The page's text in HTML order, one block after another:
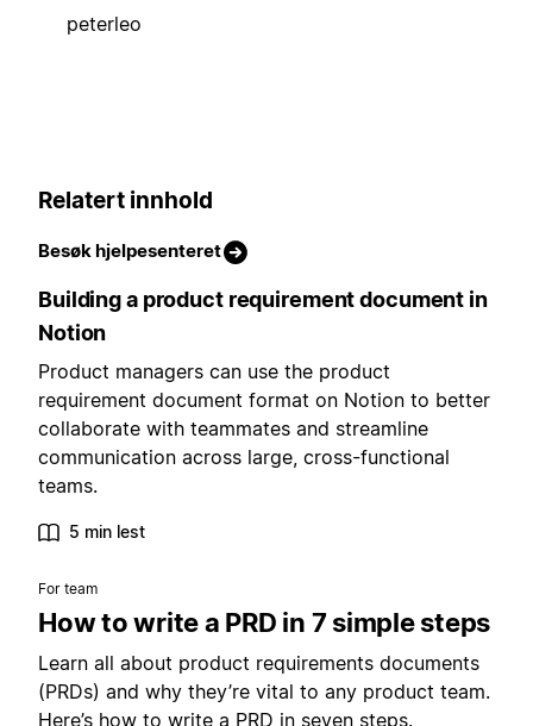
peterleo
Relatert innhold
Besøk hjelpesenteret
Building a product requirement document in
Notion
Product managers can use the product
requirement document format on Notion to better
collaborate with teammates and streamline
communication across large, cross-functional
teams.
5 min lest
For team
How to write a PRD in 7 simple steps
Learn all about product requirements documents
(PRDs) and why they’re vital to any product team.
Here’s how to write a PRD in seven steps.